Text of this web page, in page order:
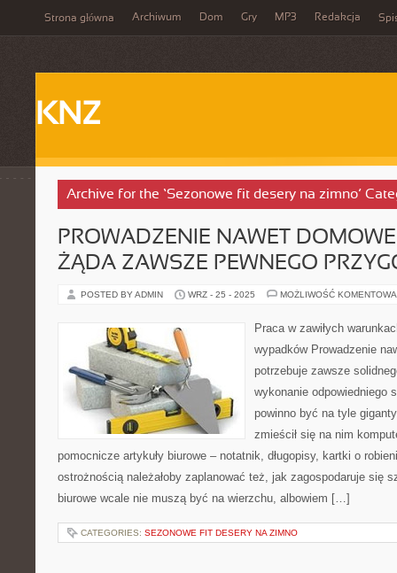
Strona główna Archiwum Dom Gry MP3 Redakcja
KNZ
Archive for the ‘Sezonowe fit desery na zimno’
PROWADZENIE NAWET
ŻĄDA ZAWSZE PEWNEGO
POSTED BY ADMIN WRZ - 25 - 2025 MOŻLIWOŚĆ
Praca w zawiłych
wypadków Prowadzenie
potrzebuje zawsze
wykonanie odpowiedniego
powinno być na tyle
zmieścił się na nim
pomocnicze artykuły biurowe – notatnik, długopisy, kartki o
ostrożnością należałoby zaplanować też, jak zagospodaruje się
biurowe wcale nie muszą być na wierzchu, albowiem […]
CATEGORIES: SEZONOWE FIT DESERY NA ZIMNO